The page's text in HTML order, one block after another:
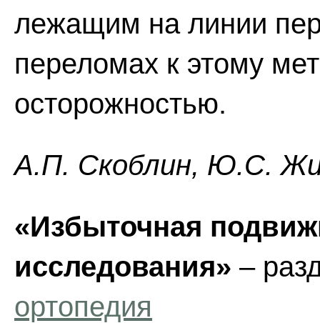
лежащим на линии
переломах к этому
осторожностью.
А.П. Скоблин, Ю.С.
«Избыточная
исследования» –
ортопедия